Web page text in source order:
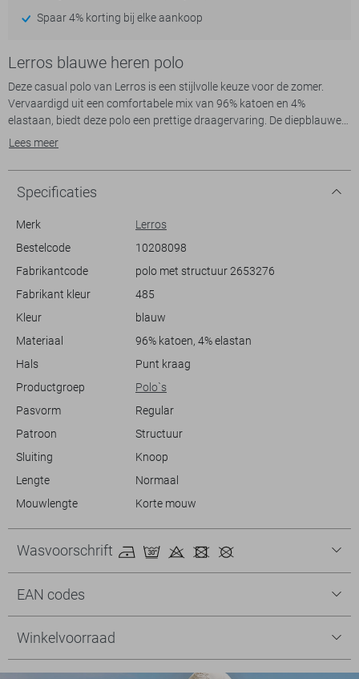
Spaar 4% korting bij elke aankoop
Lerros blauwe heren polo
Deze casual polo van Lerros is een stijlvolle keuze voor de zomer.
Vervaardigd uit een comfortabele mix van 96% katoen en 4%
elastaan, biedt deze polo een prettige draagervaring. De diepblauwe
kleur met gestructureerd patroon geeft een moderne twist aan een
klassieke puntkraag met knoopsluiting, waardoor hij veelzijdig te
combineren is voor diverse gelegenheden.
Met zijn korte mouwen en normale lengte is deze Lerros polo perfect
voor zowel een informele werkdag als een relaxte middag in het park.
toe aan de look zonder al te opvallend te zijn. Combineer met een
lichte chino of je favoriete jeans voor een complete outfit die zowel
stijlvol als comfortabel is voor dagelijks gebruik.
Lees meer
Specificaties
Merk
Lerros
Bestelcode
10208098
Fabrikantcode
polo met structuur 2653276
Fabrikant kleur
485
Kleur
blauw
Materiaal
96% katoen, 4% elastan
Hals
Punt kraag
Productgroep
Polo`s
Pasvorm
Regular
Patroon
Structuur
Sluiting
Knoop
Lengte
Normaal
Mouwlengte
Korte mouw
Wasvoorschrift
EAN codes
Winkelvoorraad